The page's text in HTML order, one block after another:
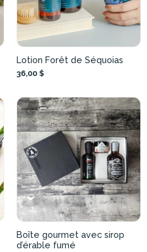
Lotion Forêt de Séquoias
36,00 $
Boîte gourmet avec sirop
d’érable fumé